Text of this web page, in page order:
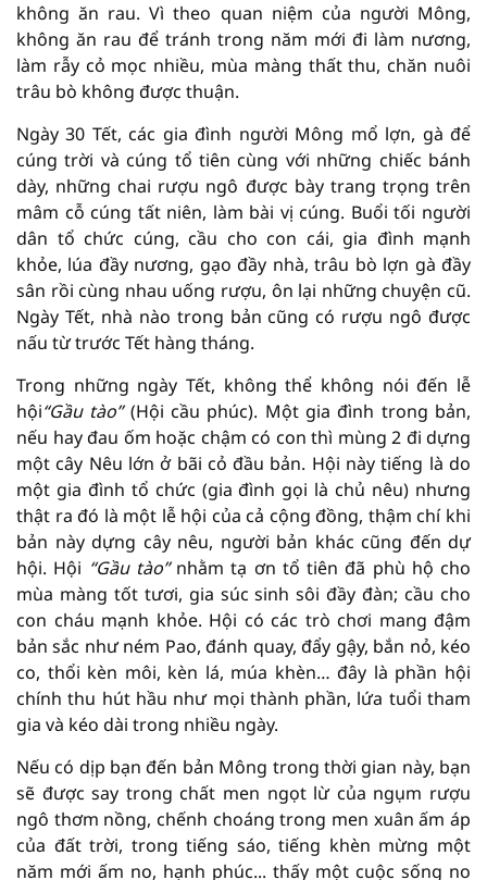
không ăn rau. Vì theo quan niệm của người Mông,
không ăn rau để tránh trong năm mới đi làm nương,
làm rẫy cỏ mọc nhiều, mùa màng thất thu, chăn nuôi
trâu bò không được thuận.
Ngày 30 Tết, các gia đình người Mông mổ lợn, gà để
cúng trời và cúng tổ tiên cùng với những chiếc bánh
dày, những chai rượu ngô được bày trang trọng trên
mâm cỗ cúng tất niên, làm bài vị cúng. Buổi tối người
dân tổ chức cúng, cầu cho con cái, gia đình mạnh
khỏe, lúa đầy nương, gạo đầy nhà, trâu bò lợn gà đầy
sân rồi cùng nhau uống rượu, ôn lại những chuyện cũ.
Ngày Tết, nhà nào trong bản cũng có rượu ngô được
nấu từ trước Tết hàng tháng.
Trong những ngày Tết, không thể không nói đến lễ
hội“Gầu tào”(Hội cầu phúc). Một gia đình trong bản,
nếu hay đau ốm hoặc chậm có con thì mùng 2 đi dựng
một cây Nêu lớn ở bãi cỏ đầu bản. Hội này tiếng là do
một gia đình tổ chức (gia đình gọi là chủ nêu) nhưng
thật ra đó là một lễ hội của cả cộng đồng, thậm chí khi
bản này dựng cây nêu, người bản khác cũng đến dự
hội. Hội “Gầu tào”nhằm tạ ơn tổ tiên đã phù hộ cho
mùa màng tốt tươi, gia súc sinh sôi đầy đàn; cầu cho
con cháu mạnh khỏe. Hội có các trò chơi mang đậm
bản sắc như ném Pao, đánh quay, đẩy gậy, bắn nỏ, kéo
co, thổi kèn môi, kèn lá, múa khèn… đây là phần hội
chính thu hút hầu như mọi thành phần, lứa tuổi tham
gia và kéo dài trong nhiều ngày.
Nếu có dịp bạn đến bản Mông trong thời gian này, bạn
sẽ được say trong chất men ngọt lừ của ngụm rượu
ngô thơm nồng, chếnh choáng trong men xuân ấm áp
của đất trời, trong tiếng sáo, tiếng khèn mừng một
năm mới ấm no, hạnh phúc... thấy một cuộc sống no